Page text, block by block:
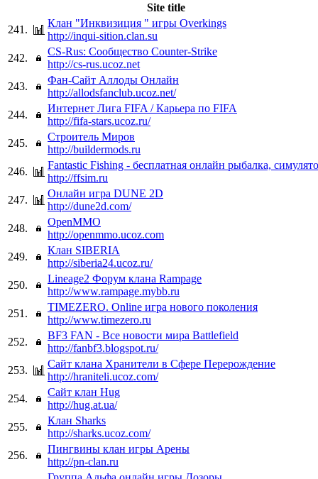
Site title
241.
Клан "Инквизиция " игры Overkings
http://inqui-sition.clan.su
242.
CS-Rus: Сообщество Counter-Strike
http://cs-rus.ucoz.net
243.
Фан-Сайт Аллоды Онлайн
http://allodsfanclub.ucoz.net/
244.
Интернет Лига FIFA / Карьера по FIFA
http://fifa-stars.ucoz.ru/
245.
Строитель Миров
http://buildermods.ru
246.
Fantastic Fishing - бесплатная онлайн рыбалка,
http://ffsim.ru
247.
Онлайн игра DUNE 2D
http://dune2d.com/
248.
OpenMMO
http://openmmo.ucoz.com
249.
Клан SIBERIA
http://siberia24.ucoz.ru/
250.
Lineage2 Форум клана Rampage
http://www.rampage.mybb.ru
251.
TIMEZERO. Online игра нового поколения
http://www.timezero.ru
252.
BF3 FAN - Все новости мира Battlefield
http://fanbf3.blogspot.ru/
253.
Сайт клана Хранители в Сфере Перерождение
http://hraniteli.ucoz.com/
254.
Сайт клан Hug
http://hug.at.ua/
255.
Клан Sharks
http://sharks.ucoz.com/
256.
Пингвины клан игры Арены
http://pn-clan.ru